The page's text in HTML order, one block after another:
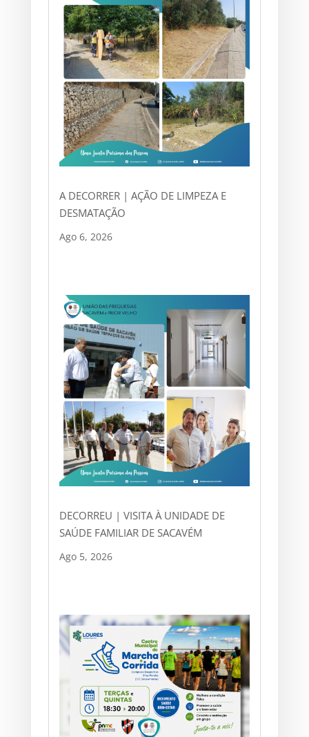
A DECORRER | AÇÃO DE LIMPEZA E
DESMATAÇÃO
Ago 6, 2026
DECORREU | VISITA À UNIDADE DE
SAÚDE FAMILIAR DE SACAVÉM
Ago 5, 2026